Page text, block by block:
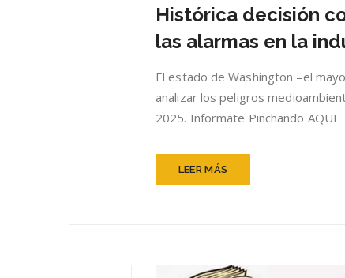
Histórica decisión
las alarmas en la
El estado de Washington –el
analizar los peligros
2025. Informate Pinchando AQUI
LEER MÁS